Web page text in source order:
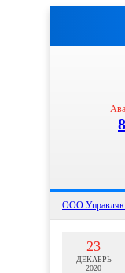
ООО
23
ДЕКАБРЬ
2020